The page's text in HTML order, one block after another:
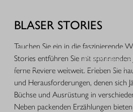
Freizeit.
MEHR
BLASER STORIES
Tauchen Sie ein in die faszinierende
Stories entführen Sie mit spannenden
ferne Reviere weltweit. Erleben Sie
und Herausforderungen, denen sich
Büchse und Ausrüstung in
Neben packenden Erzählungen